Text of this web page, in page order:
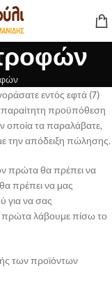
εντός εφτά (7)
προϋπόθεση
οποία τα παραλάβατε,
την απόδειξη πώλησης.
πρώτα θα πρέπει να
πρέπει να μας
για να σας
πρώτα λάβουμε πίσω το
των προϊόντων